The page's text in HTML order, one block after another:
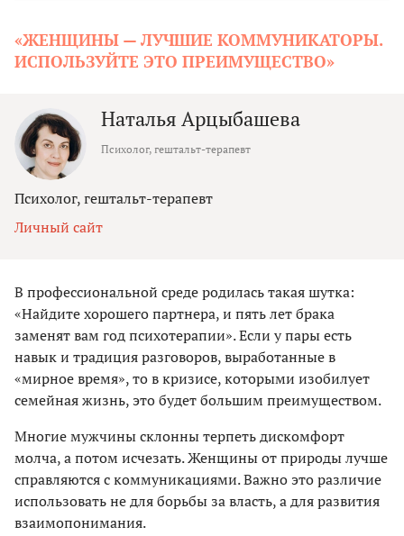
«ЖЕНЩИНЫ — ЛУЧШИЕ КОММУНИКАТОРЫ.
ИСПОЛЬЗУЙТЕ ЭТО ПРЕИМУЩЕСТВО»
Наталья Арцыбашева
Психолог, гештальт-терапевт
Психолог, гештальт-терапевт
Личный сайт
В профессиональной среде родилась такая шутка:
«Найдите хорошего партнера, и пять лет брака
заменят вам год психотерапии». Если у пары есть
навык и традиция разговоров, выработанные в
«мирное время», то в кризисе, которыми изобилует
семейная жизнь, это будет большим преимуществом.
Многие мужчины склонны терпеть дискомфорт
молча, а потом исчезать. Женщины от природы лучше
справляются с коммуникациями. Важно это различие
использовать не для борьбы за власть, а для развития
взаимопонимания.